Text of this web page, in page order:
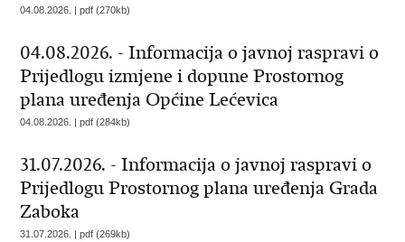
04.08.2026. | pdf (270kb)
04.08.2026. - Informacija o javnoj raspravi o
Prijedlogu izmjene i dopune Prostornog
plana uređenja Općine Lećevica
04.08.2026. | pdf (284kb)
31.07.2026. - Informacija o javnoj raspravi o
Prijedlogu Prostornog plana uređenja Grada
Zaboka
31.07.2026. | pdf (269kb)